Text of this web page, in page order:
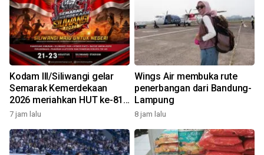
Kodam III/Siliwangi gelar
Semarak Kemerdekaan
2026 meriahkan HUT ke-81
RI
7 jam lalu
Wings Air membuka rute
penerbangan dari Bandung-
Lampung
8 jam lalu